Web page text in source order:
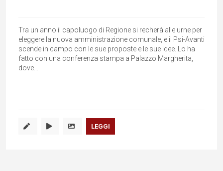
Tra un anno il capoluogo di Regione si recherà alle urne per
eleggere la nuova amministrazione comunale, e il Psi-Avanti
scende in campo con le sue proposte e le sue idee. Lo ha
fatto con una conferenza stampa a Palazzo Margherita,
dove...
LEGGI